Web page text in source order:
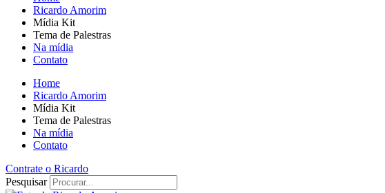
Ricardo Amorim
Mídia Kit
Tema de Palestras
Na mídia
Contato
Home
Ricardo Amorim
Mídia Kit
Tema de Palestras
Na mídia
Contato
Contrate o Ricardo
Pesquisar